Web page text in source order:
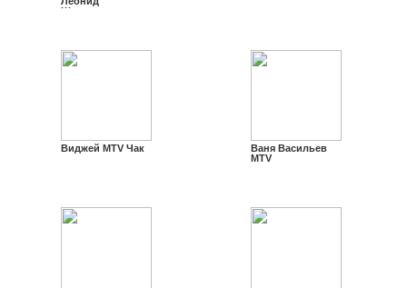
Школьник
Виджей MTV Чак
Ваня Васильев
MTV